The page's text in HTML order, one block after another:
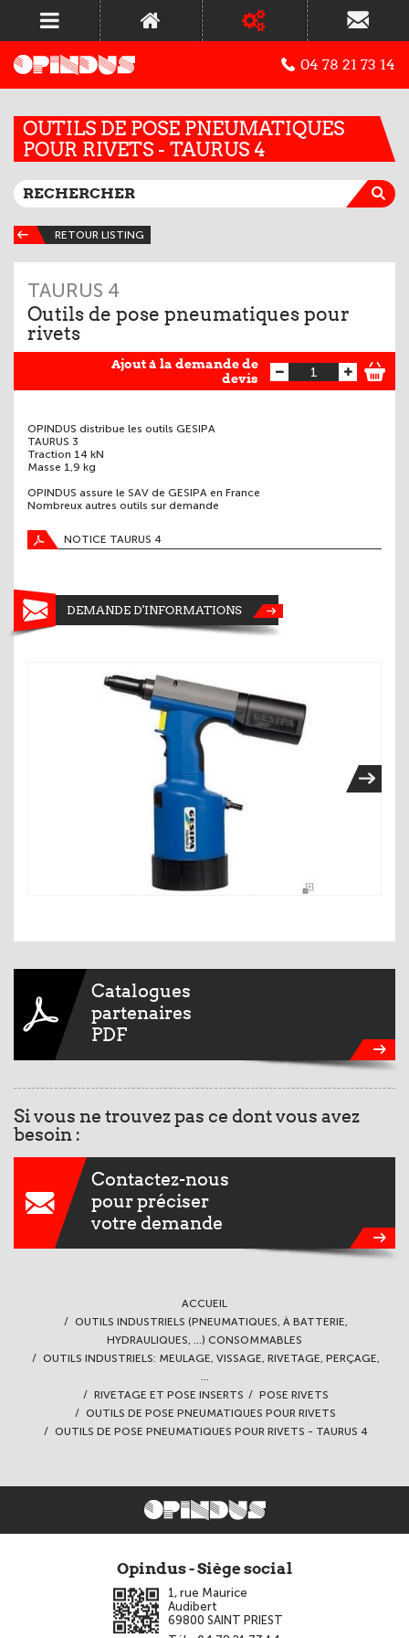
04 78 21 73 14
OUTILS DE POSE PNEUMATIQUES
POUR RIVETS - TAURUS 4
RETOUR LISTING
TAURUS 4
Outils de pose pneumatiques pour
rivets
Ajout à la demande de
devis
OPINDUS distribue les outils GESIPA
TAURUS 3
Traction 14 kN
Masse 1,9 kg
OPINDUS assure le SAV de GESIPA en France
Nombreux autres outils sur demande
NOTICE TAURUS 4
DEMANDE D'INFORMATIONS
Catalogues
partenaires
PDF
Si vous ne trouvez pas ce dont vous avez
besoin :
Contactez-nous
pour préciser
votre demande
ACCUEIL
OUTILS INDUSTRIELS (PNEUMATIQUES, À BATTERIE,
HYDRAULIQUES, ...) CONSOMMABLES
OUTILS INDUSTRIELS: MEULAGE, VISSAGE, RIVETAGE, PERÇAGE,
...
RIVETAGE ET POSE INSERTS
POSE RIVETS
OUTILS DE POSE PNEUMATIQUES POUR RIVETS
OUTILS DE POSE PNEUMATIQUES POUR RIVETS - TAURUS 4
Opindus - Siège social
1, rue Maurice
Audibert
69800 SAINT PRIEST